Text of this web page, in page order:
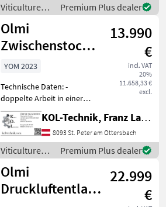
Stöcke - Geländeflexib
Viticulture
equipment /
Olmi
Premium Plus dealer
Olmi
Zwischenstock
Ökobürste
2seitig
13.990
€
incl. VAT
20%
11.658,33 €
excl.
YOM 2023
Technische Daten: -
doppelte Arbeit in einer
Gasse - Unterstock
Reinigung und
Stockaustriebentfernung -
Entfernt Stockaustriebe
und Unkraut in einem
Arbeitsgang
KOL-Technik, Franz Lampl-Küssner
8093 St. Peter am Ottersbach
Viticulture
equipment /
Olmi
Premium Plus dealer
Olmi
Druckluftentlauber
22.999
€